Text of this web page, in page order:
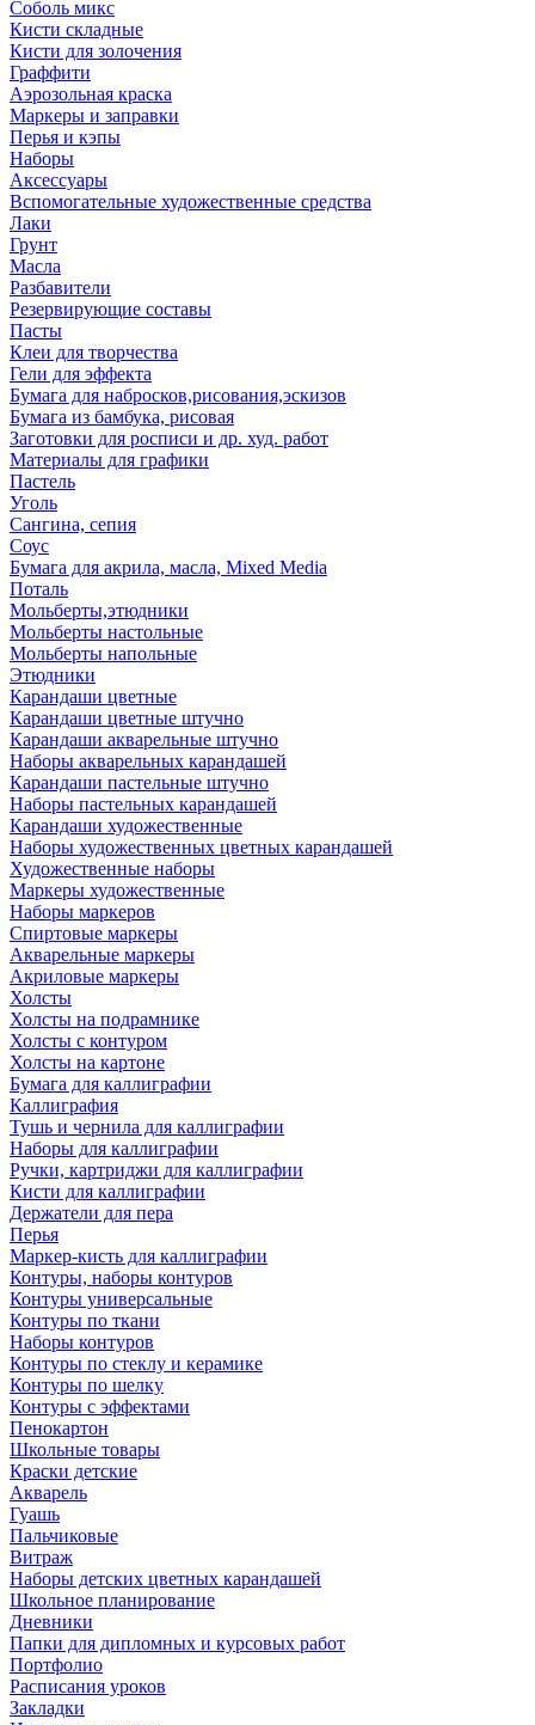
Соболь микс
Кисти складные
Кисти для золочения
Граффити
Аэрозольная краска
Маркеры и заправки
Перья и кэпы
Наборы
Аксессуары
Вспомогательные художественные средства
Лаки
Грунт
Масла
Разбавители
Резервирующие составы
Пасты
Клеи для творчества
Гели для эффекта
Бумага для набросков,рисования,эскизов
Бумага из бамбука, рисовая
Заготовки для росписи и др. худ. работ
Материалы для графики
Пастель
Уголь
Сангина, сепия
Соус
Бумага для акрила, масла, Mixed Media
Поталь
Мольберты,этюдники
Мольберты настольные
Мольберты напольные
Этюдники
Карандаши цветные
Карандаши цветные штучно
Карандаши акварельные штучно
Наборы акварельных карандашей
Карандаши пастельные штучно
Наборы пастельных карандашей
Карандаши художественные
Наборы художественных цветных карандашей
Художественные наборы
Маркеры художественные
Наборы маркеров
Спиртовые маркеры
Акварельные маркеры
Акриловые маркеры
Холсты
Холсты на подрамнике
Холсты с контуром
Холсты на картоне
Бумага для каллиграфии
Каллиграфия
Тушь и чернила для каллиграфии
Наборы для каллиграфии
Ручки, картриджи для каллиграфии
Кисти для каллиграфии
Держатели для пера
Перья
Маркер-кисть для каллиграфии
Контуры, наборы контуров
Контуры универсальные
Контуры по ткани
Наборы контуров
Контуры по стеклу и керамике
Контуры по шелку
Контуры с эффектами
Пенокартон
Школьные товары
Краски детские
Акварель
Гуашь
Пальчиковые
Витраж
Наборы детских цветных карандашей
Школьное планирование
Дневники
Папки для дипломных и курсовых работ
Портфолио
Расписания уроков
Закладки